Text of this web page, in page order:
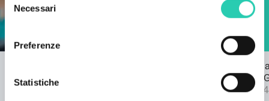
delNecessari
Preferenze
Statistiche
22/03/2024
Pubblicata
bando SPF
04/09/2024